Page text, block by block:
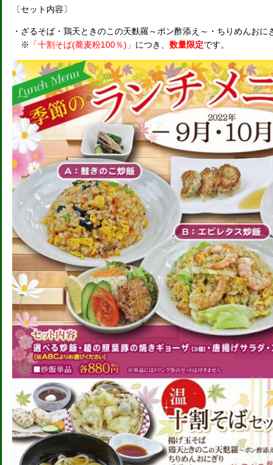
〔セット内容〕
・ざるそば・鶏天ときのこの天麩羅～ポン酢添え～・ちりめんおに
※
「十割そば(蕎麦粉100％)」 につき、 数量限定です。